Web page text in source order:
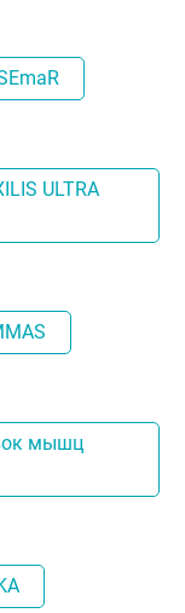
ULTRA
мышц